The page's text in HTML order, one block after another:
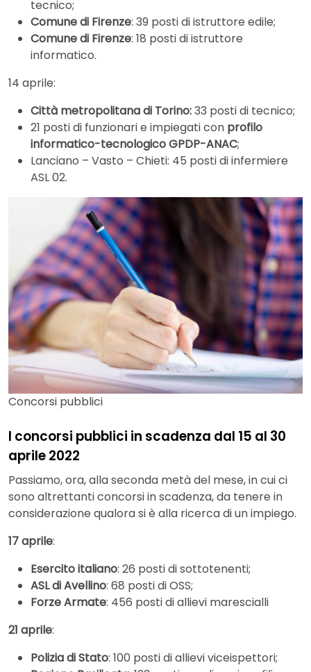
tecnico;
Comune di Firenze: 39 posti di istruttore edile;
Comune di Firenze: 18 posti di istruttore
informatico.
14 aprile:
Città metropolitana di Torino:33 posti di tecnico;
21 posti di funzionari e impiegati con profilo
informatico-tecnologico GPDP-ANAC;
Lanciano – Vasto – Chieti: 45 posti di infermiere
ASL 02.
Concorsi pubblici
I concorsi pubblici in scadenza dal 15 al 30
aprile 2022
Passiamo, ora, alla seconda metà del mese, in cui ci
sono altrettanti concorsi in scadenza, da tenere in
considerazione qualora si è alla ricerca di un impiego.
17 aprile:
Esercito italiano: 26 posti di sottotenenti;
ASL di Avellino: 68 posti di OSS;
Forze Armate: 456 posti di allievi marescialli
21 aprile:
Polizia di Stato: 100 posti di allievi viceispettori;